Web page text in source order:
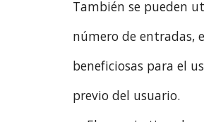
También se pueden
número de entradas,
beneficiosas para el
previo del usuario.